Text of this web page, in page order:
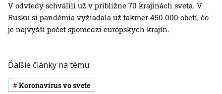
V odvtedy schválili už v približne 70 krajinách sveta. V
Rusku si pandémia vyžiadala už takmer 450 000 obetí, čo
je najvyšší počet spomedzi európskych krajín.
Ďalšie články na tému:
koronavírus vo svete